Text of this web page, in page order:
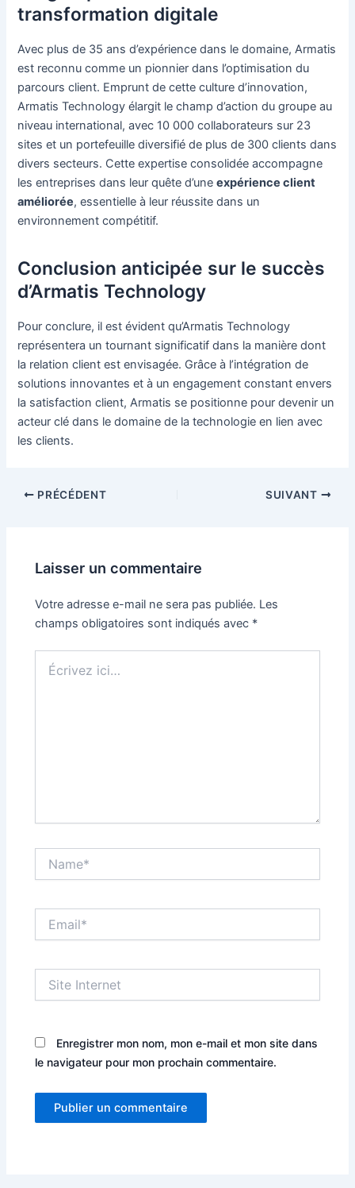
transformation digitale
Avec plus de 35 ans d’expérience dans le domaine, Armatis
est reconnu comme un pionnier dans l’optimisation du
parcours client. Emprunt de cette culture d’innovation,
Armatis Technology élargit le champ d’action du groupe au
niveau international, avec 10 000 collaborateurs sur 23
sites et un portefeuille diversifié de plus de 300 clients dans
divers secteurs. Cette expertise consolidée accompagne
les entreprises dans leur quête d’uneexpérience client
améliorée, essentielle à leur réussite dans un
environnement compétitif.
Conclusion anticipée sur le succès
d’Armatis Technology
Pour conclure, il est évident qu’Armatis Technology
représentera un tournant significatif dans la manière dont
la relation client est envisagée. Grâce à l’intégration de
solutions innovantes et à un engagement constant envers
la satisfaction client, Armatis se positionne pour devenir un
acteur clé dans le domaine de la technologie en lien avec
les clients.
NavigationPRÉCÉDENT SUIVANT
Laisser un commentaire
Votre adresse e-mail ne sera pas publiée. Les
champs obligatoires sont indiqués avec *
ici…
Internet
Enregistrer mon nom, mon e-mail et mon site dans
le navigateur pour mon prochain commentaire.